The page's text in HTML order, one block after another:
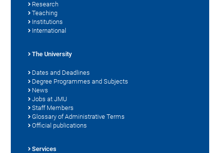
Research
Teaching
Institutions
International
The University
Dates and Deadlines
Degree Programmes and Subjects
News
Jobs at JMU
Staff Members
Glossary of Administrative Terms
Official publications
Services